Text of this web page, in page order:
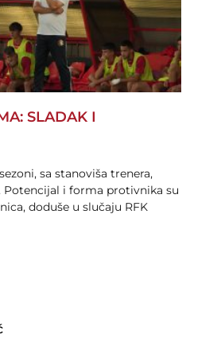
SLADAK I
sa stanoviša trenera,
Potencijal i forma protivnika su
doduše u slučaju RFK